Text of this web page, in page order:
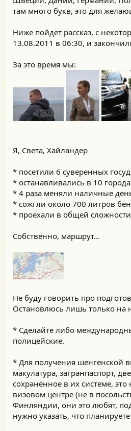
там много букв, это для
Ниже пойдёт рассказ, с
13.08.2011 в 06:30, и
За это время мы:
Я, Света, Хайландер
* посетили 6 суверенных
* останавливались в 10
* 4 раза меняли наличные
* сожгли около 700 литров
* проехали в общей
Собственно, маршрут...
Не буду говорить про
Остановлюсь лишь только на
* Сделайте либо
полицейские.
* Для получения шенгенской
макулатура, загранпаспорт,
сохранённое в их системе,
визовом центре (не в
Финляндии, они это любят,
нужно указать, что